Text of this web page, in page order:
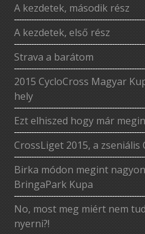
A kezdetek, második rész
A kezdetek, első rész
Strava a barátom
2015 CycloCross Magyar
hely
Ezt elhiszed hogy már
CrossLiget 2015, a zseniális
Birka módon megint
BringaPark Kupa
No, most meg miért nem
nyerni?!